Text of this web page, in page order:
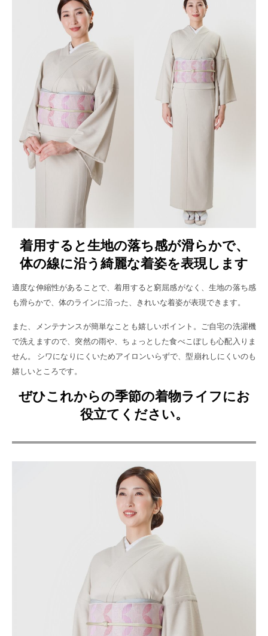
着用すると生地の落ち感が滑らかで、
体の線に沿う綺麗な着姿を表現します
適度な伸縮性があることで、着用すると窮屈感がなく、生地の落ち感
も滑らかで、体のラインに沿った、きれいな着姿が表現できます。
また、メンテナンスが簡単なことも嬉しいポイント。ご自宅の洗濯機
で洗えますので、突然の雨や、ちょっとした食べこぼしも心配入りま
せん。 シワになりにくいためアイロンいらずで、型崩れしにくいのも
嬉しいところです。
ぜひこれからの季節の着物ライフにお
役立てください。